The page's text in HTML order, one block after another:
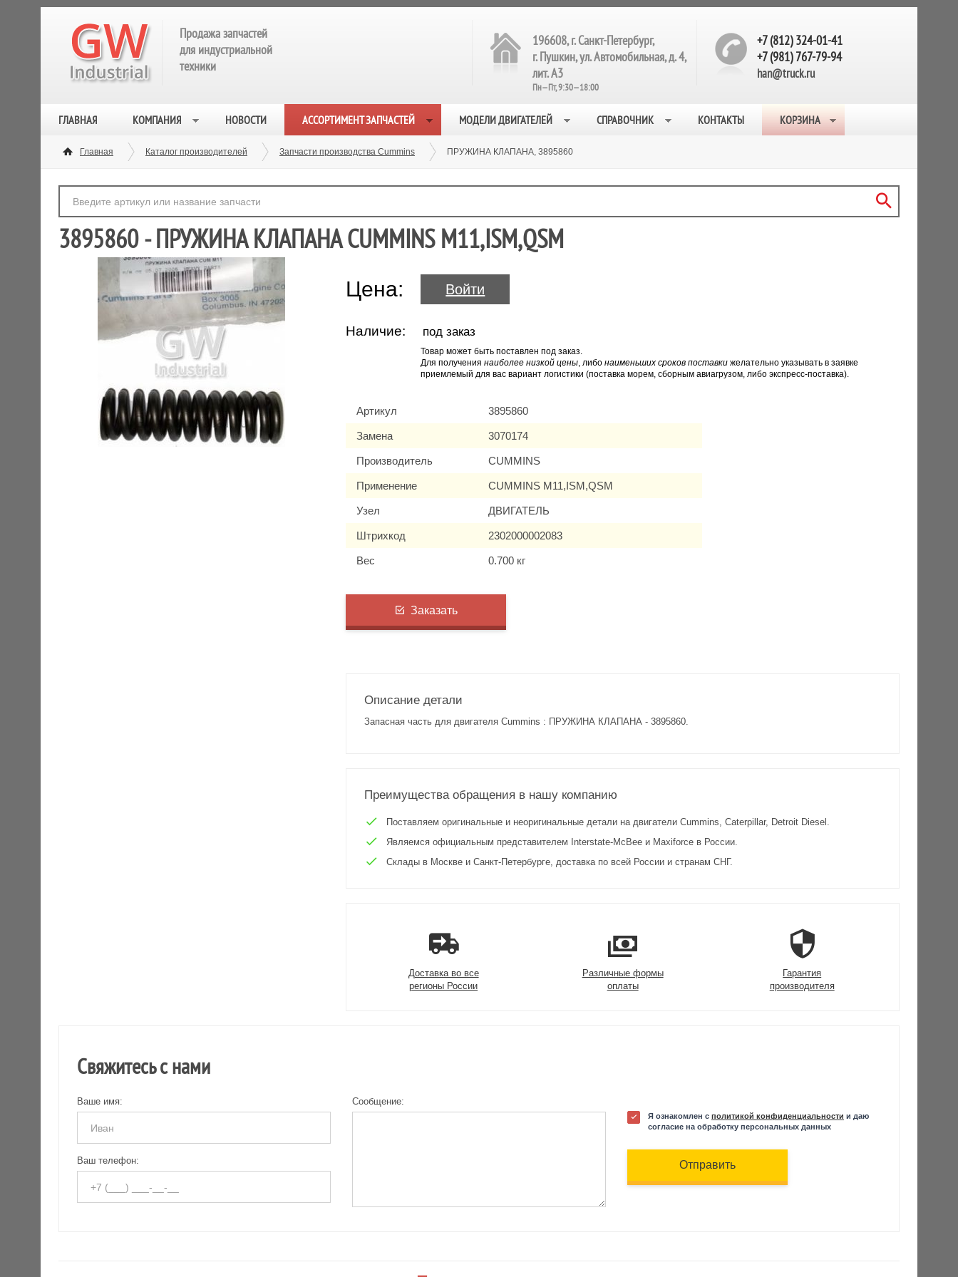
Продажа запчастей
для индустриальной
техники
196608, г. Санкт-Петербург,
г. Пушкин, ул. Автомобильная, д. 4,
лит. А3
Пн—Пт, 9:30—18:00
+7 (812) 324-01-41
+7 (981) 767-79-94
han@truck.ru
ГЛАВНАЯ КОМПАНИЯ НОВОСТИ АССОРТИМЕНТ ЗАПЧАСТЕЙ МОДЕЛИ ДВИГАТЕЛЕЙ СПРАВОЧНИК КОНТАКТЫ КОРЗИНА
Главная Каталог производителей Запчасти производства Cummins ПРУЖИНА КЛАПАНА, 3895860
3895860 - ПРУЖИНА КЛАПАНА CUMMINS M11,ISM,QSM
Цена: Войти
Наличие: под заказ
Товар может быть поставлен под заказ.
Для получениянаиболее низкой цены, либонаименьших сроков поставки желательно указывать в заявке
приемлемый для вас вариант логистики (поставка морем, сборным авиагрузом, либо экспресс-поставка).
Артикул 3895860
Замена 3070174
Производитель CUMMINS
Применение CUMMINS M11,ISM,QSM
Узел ДВИГАТЕЛЬ
Штрихкод 2302000002083
Вес 0.700 кг
Заказать
Описание детали
Запасная часть для двигателя Cummins : ПРУЖИНА КЛАПАНА - 3895860.
Преимущества обращения в нашу компанию
Поставляем оригинальные и неоригинальные детали на двигатели Cummins, Caterpillar, Detroit Diesel.
Являемся официальным представителем Interstate-McBee и Maxiforce в России.
Склады в Москве и Санкт-Петербурге, доставка по всей России и странам СНГ.
Доставка во все
регионы России
Различные формы
оплаты
Гарантия
производителя
Свяжитесь с нами
Ваше имя:
Ваш телефон:
Сообщение:
Я ознакомлен с политикой конфиденциальности и даю
согласие на обработку персональных данных
Отправить